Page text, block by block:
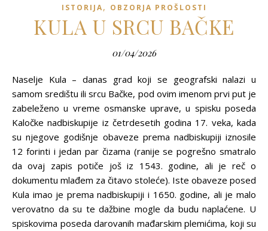
ISTORIJA, OBZORJA PROŠLOSTI
KULA U SRCU BAČKE
01/04/2026
Naselje Kula – danas grad koji se geografski nalazi u
samom središtu ili srcu Bačke, pod ovim imenom prvi put je
zabeleženo u vreme osmanske uprave, u spisku poseda
Kaločke nadbiskupije iz četrdesetih godina 17. veka, kada
su njegove godišnje obaveze prema nadbiskupiji iznosile
12 forinti i jedan par čizama (ranije se pogrešno smatralo
da ovaj zapis potiče još iz 1543. godine, ali je reč o
dokumentu mlađem za čitavo stoleće). Iste obaveze posed
Kula imao je prema nadbiskupiji i 1650. godine, ali je malo
verovatno da su te dažbine mogle da budu naplaćene. U
spiskovima poseda darovanih mađarskim plemićima, koji su